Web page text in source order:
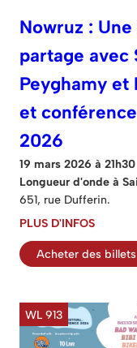
Nowruz :
partage avec
Peyghamy et
et
2026
19 mars 2026 à 21h30
Longueur d'onde à
651, rue Dufferin.
PLUS D'INFOS
Acheter des billets
WL 913